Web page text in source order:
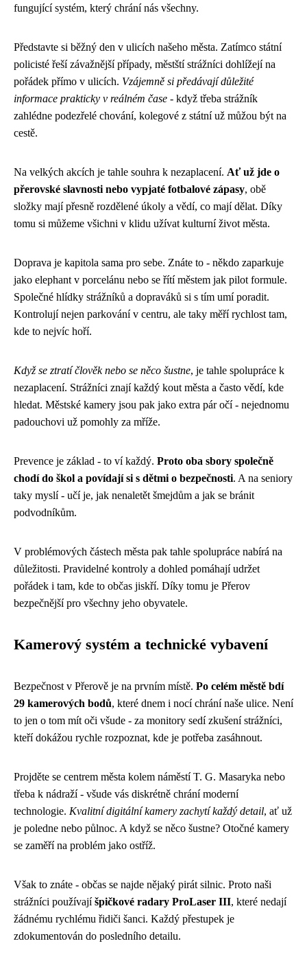
fungující systém, který chrání nás všechny.
Představte si běžný den v ulicích našeho města. Zatímco státní
policisté řeší závažnější případy, městští strážníci dohlížejí na
pořádek přímo v ulicích. Vzájemně si předávají důležité
informace prakticky v reálném čase - když třeba strážník
zahlédne podezřelé chování, kolegové z státní už můžou být na
cestě.
Na velkých akcích je tahle souhra k nezaplacení. Ať už jde o
přerovské slavnosti nebo vypjaté fotbalové zápasy, obě
složky mají přesně rozdělené úkoly a vědí, co mají dělat. Díky
tomu si můžeme všichni v klidu užívat kulturní život města.
Doprava je kapitola sama pro sebe. Znáte to - někdo zaparkuje
jako elephant v porcelánu nebo se řítí městem jak pilot formule.
Společné hlídky strážníků a dopraváků si s tím umí poradit.
Kontrolují nejen parkování v centru, ale taky měří rychlost tam,
kde to nejvíc hoří.
Když se ztratí člověk nebo se něco šustne, je tahle spolupráce k
nezaplacení. Strážníci znají každý kout města a často vědí, kde
hledat. Městské kamery jsou pak jako extra pár očí - nejednomu
padouchovi už pomohly za mříže.
Prevence je základ - to ví každý. Proto oba sbory společně
chodí do škol a povídají si s dětmi o bezpečnosti. A na seniory
taky myslí - učí je, jak nenaletět šmejdům a jak se bránit
podvodníkům.
V problémových částech města pak tahle spolupráce nabírá na
důležitosti. Pravidelné kontroly a dohled pomáhají udržet
pořádek i tam, kde to občas jiskří. Díky tomu je Přerov
bezpečnější pro všechny jeho obyvatele.
Kamerový systém a technické vybavení
Bezpečnost v Přerově je na prvním místě. Po celém městě bdí
29 kamerových bodů, které dnem i nocí chrání naše ulice. Není
to jen o tom mít oči všude - za monitory sedí zkušení strážníci,
kteří dokážou rychle rozpoznat, kde je potřeba zasáhnout.
Projděte se centrem města kolem náměstí T. G. Masaryka nebo
třeba k nádraží - všude vás diskrétně chrání moderní
technologie. Kvalitní digitální kamery zachytí každý detail, ať už
je poledne nebo půlnoc. A když se něco šustne? Otočné kamery
se zaměří na problém jako ostříž.
Však to znáte - občas se najde nějaký pirát silnic. Proto naši
strážníci používajíšpičkové radary ProLaser III, které nedají
žádnému rychlému řidiči šanci. Každý přestupek je
zdokumentován do posledního detailu.